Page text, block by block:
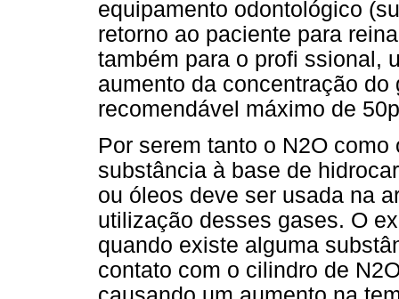
equipamento odontológico
retorno ao paciente para
também para o profi ssional,
aumento da concentração
recomendável máximo de
Por serem tanto o N2O
substância à base de
ou óleos deve ser usada na
utilização desses gases. O
quando existe alguma
contato com o cilindro de